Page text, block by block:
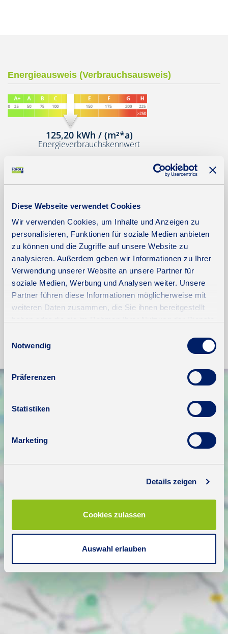
Diese Webseite verwendet Cookies
Wir verwenden Cookies, um Inhalte und Anzeigen zu
personalisieren, Funktionen für soziale Medien anbieten
zu können und die Zugriffe auf unsere Website zu
analysieren. Außerdem geben wir Informationen zu Ihrer
Verwendung unserer Website an unsere Partner für
soziale Medien, Werbung und Analysen weiter. Unsere
Partner führen diese Informationen möglicherweise mit
weiteren Daten zusammen, die Sie ihnen bereitgestellt
Notwendig
Präferenzen
Statistiken
Marketing
Details zeigen
Cookies zulassen
Auswahl erlauben
Energieausweis (Verbrauchsausweis)
125,20 kWh / (m²*a)
Energieverbrauchskennwert
Wesentlicher Energieträger
Öl
Energieausweis gültig bis
2028-09-19
Energieausweis Jahrgang
ab dem 1.5.2014
Energieausweis Werteklasse
Energieausweis Baujahr
1964
Zentralheizung